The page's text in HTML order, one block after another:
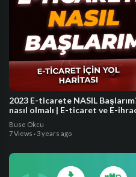
2023 E-ticarete NASIL
nasıl olmalı | E-ticaret ve E-
Buse Okcu
7 Views · 3 years ago